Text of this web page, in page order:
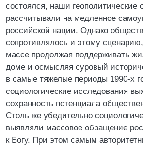
состоялся, наши геополитические
рассчитывали на медленное
российской нации. Однако
сопротивлялось и этому
массе продолжая поддерживать
доме и осмысляя суровый
в самые тяжелые периоды 1990-х
социологические исследования
сохранность потенциала
Столь же убедительно
выявляли массовое обращение
к Богу. При этом самым